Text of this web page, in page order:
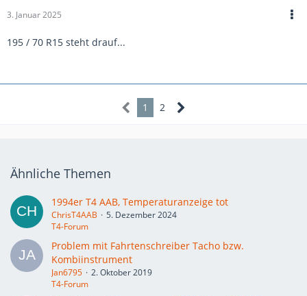
3. Januar 2025
195 / 70 R15 steht drauf...
1 2
Ähnliche Themen
1994er T4 AAB, Temperaturanzeige tot
ChrisT4AAB
5. Dezember 2024
T4-Forum
Problem mit Fahrtenschreiber Tacho bzw.
Kombiinstrument
Jan6795
2. Oktober 2019
T4-Forum